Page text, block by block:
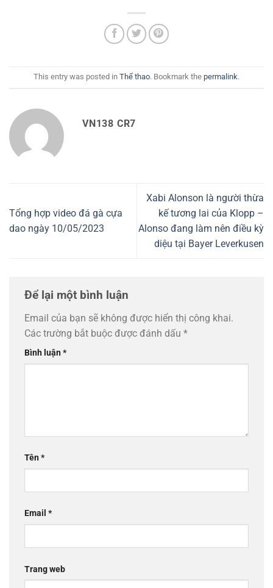
This entry was posted in Thể thao. Bookmark the permalink.
VN138 CR7
Tổng hợp video đá gà cựa
dao ngày 10/05/2023
Xabi Alonson là người thừa
kế tương lai của Klopp –
Alonso đang làm nên điều kỳ
diệu tại Bayer Leverkusen
Để lại một bình luận
Email của bạn sẽ không được hiển thị công khai.
Các trường bắt buộc được đánh dấu *
Bình luận*
Tên*
Email *
Trang web